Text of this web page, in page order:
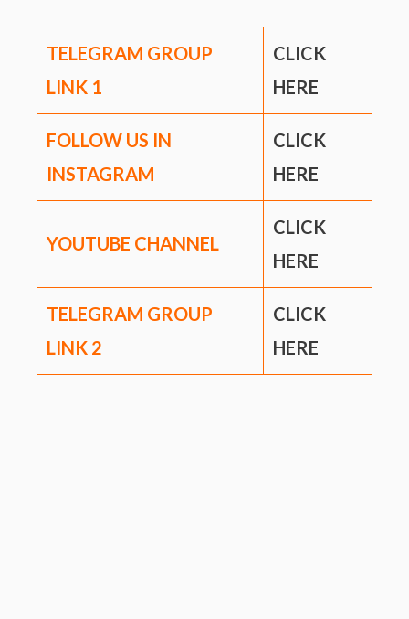
TELEGRAM GROUP
LINK 1
CLICK
HERE
FOLLOW US IN
INSTAGRAM
CLICK
HERE
YOUTUBE CHANNEL
CLICK
HERE
TELEGRAM GROUP
LINK 2
CLICK
HERE